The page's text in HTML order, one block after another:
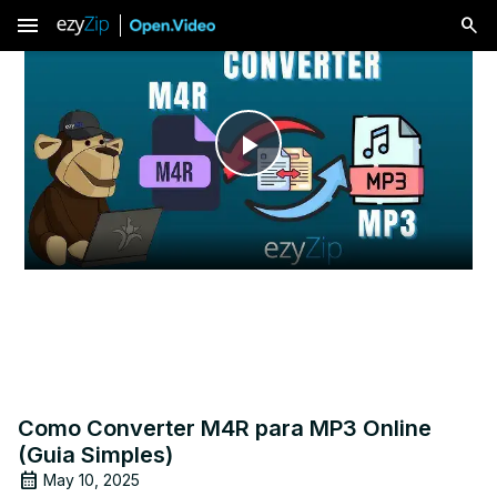
menu
Play
Video
Como Converter M4R para MP3 Online
(Guia Simples)
May 10, 2025